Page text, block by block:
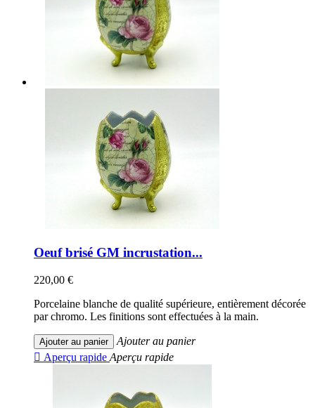
Oeuf brisé GM incrustation...
220,00 €
Porcelaine blanche de qualité supérieure, entièrement décorée
par chromo. Les finitions sont effectuées à la main.
Ajouter au panier
Ajouter au panier
 Aperçu rapide Aperçu rapide